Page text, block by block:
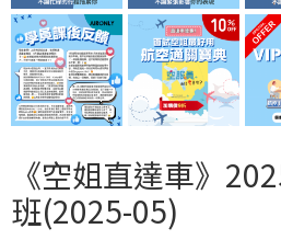
《空姐直達車》
班(2025-05)